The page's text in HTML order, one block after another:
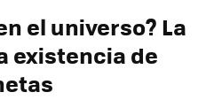
el universo? La
existencia de